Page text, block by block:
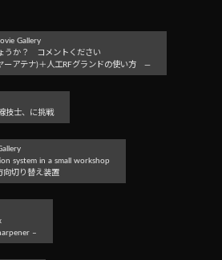
Gallery
うか？ コメントください
アテナ)＋人工RFグランドの使い方 ―
技士、に挑戦
system in a small workshop
向切り替え装置
–